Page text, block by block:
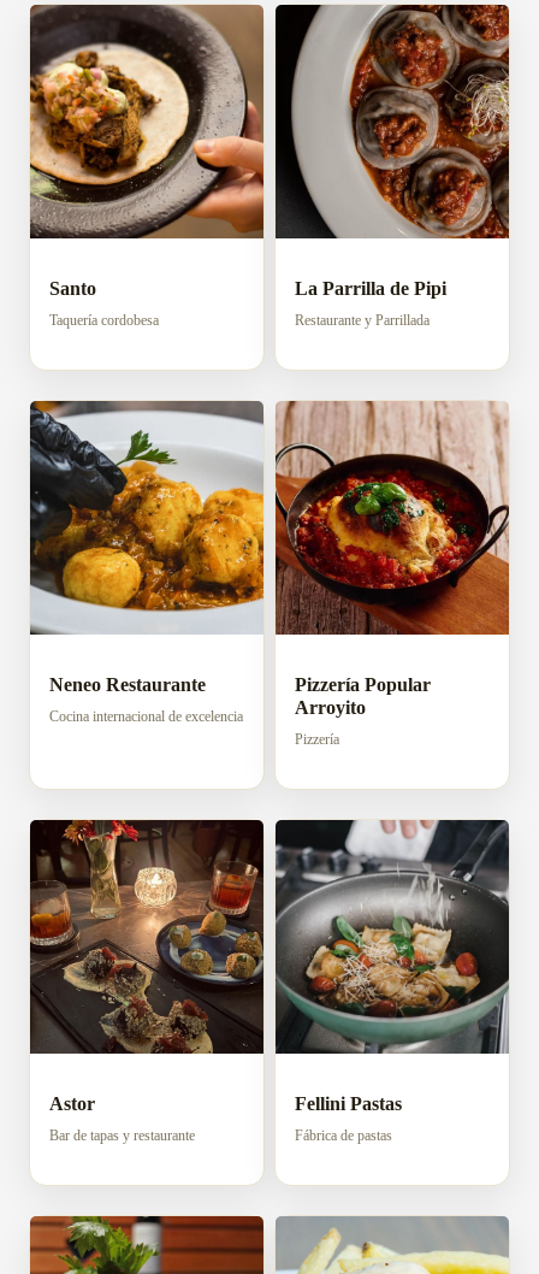
Santo
Taquería cordobesa
La Parrilla de Pipi
Restaurante y Parrillada
Neneo Restaurante
Cocina internacional de excelencia
Pizzería Popular
Arroyito
Pizzería
Astor
Bar de tapas y restaurante
Fellini Pastas
Fábrica de pastas